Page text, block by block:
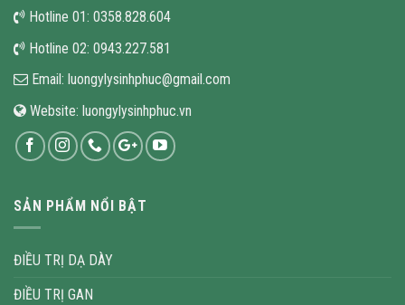
Hotline 01: 0358.828.604
Hotline 02: 0943.227.581
Email: luongylysinhphuc@gmail.com
Website: luongylysinhphuc.vn
SẢN PHẨM NỔI BẬT
ĐIỀU TRỊ DẠ DÀY
ĐIỀU TRỊ GAN